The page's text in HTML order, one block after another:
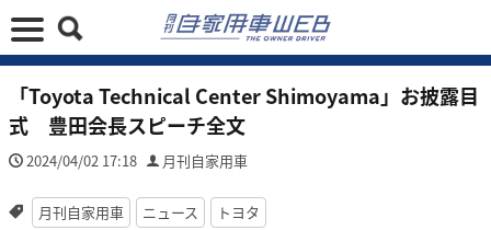
「Toyota Technical Center Shimoyama」お披露目
式 豊田会長スピーチ全文
2024/04/02 17:18 月刊自家用車
月刊自家用車 ニュース トヨタ